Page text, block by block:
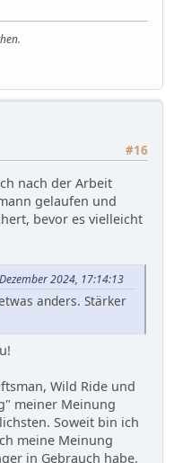
#16
nach der Arbeit
gelaufen und
bevor es vielleicht
2024, 17:14:13
anders. Stärker
Wild Ride und
meiner Meinung
Soweit bin ich
meine Meinung
in Gebrauch habe.